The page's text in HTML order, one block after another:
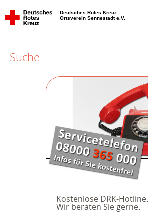
Deutsches Rotes Kreuz
Ortsverein Sennestadt e.V.
Suche
Kostenlose DRK-Hotline.
Wir beraten Sie gerne.